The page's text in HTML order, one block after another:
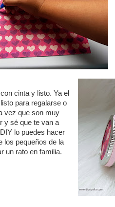
cinta y listo. Ya el
para regalarse o
vez que son muy
y sé que te van a
lo puedes hacer
los pequeños de la
un rato en familia.